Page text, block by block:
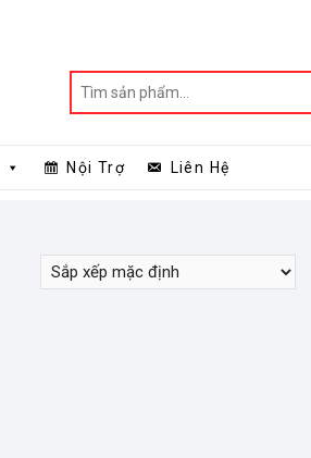
Nội Trợ Liên Hệ